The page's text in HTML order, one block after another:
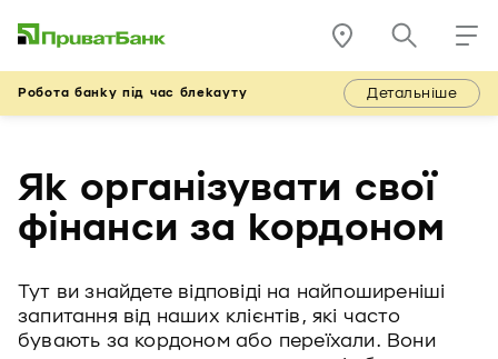
Робота банку під час блекауту Детальніше
Як організувати свої
фінанси за кордоном
Тут ви знайдете відповіді на найпоширеніші
запитання від наших клієнтів, які часто
бувають за кордоном або переїхали. Вони